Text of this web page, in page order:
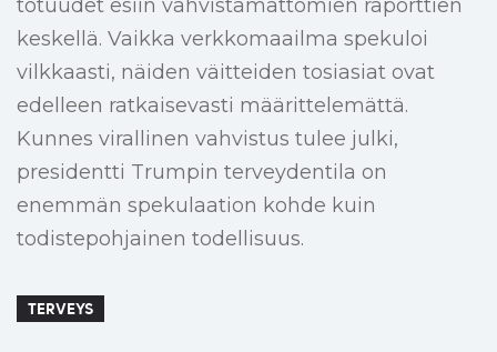
totuudet esiin vahvistamattomien raporttien
keskellä. Vaikka verkkomaailma spekuloi
vilkkaasti, näiden väitteiden tosiasiat ovat
edelleen ratkaisevasti määrittelemättä.
Kunnes virallinen vahvistus tulee julki,
presidentti Trumpin terveydentila on
enemmän spekulaation kohde kuin
todistepohjainen todellisuus.
TERVEYS